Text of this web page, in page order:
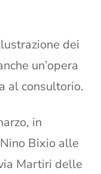
dei
un’opera
al consultorio.
in
Bixio alle
Martiri delle